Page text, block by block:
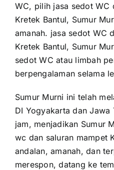
WC, pilih jasa sedot WC
Kretek Bantul, Sumur
amanah. jasa sedot WC
Kretek Bantul, Sumur
sedot WC atau limbah
berpengalaman selama
Sumur Murni ini telah
DI Yogyakarta dan Jawa
jam, menjadikan Sumur
wc dan saluran mampet
andalan, amanah, dan
merespon, datang ke